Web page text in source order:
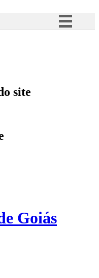
Acesso à informação
site
Goiás